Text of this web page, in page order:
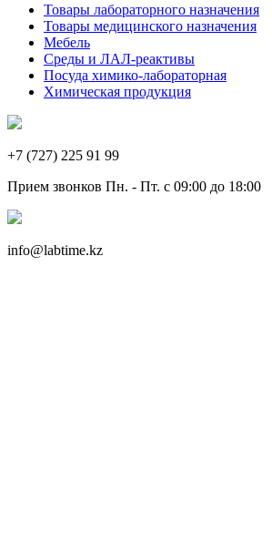
Товары лабораторного назначения
Товары медицинского назначения
Мебель
Среды и ЛАЛ-реактивы
Посуда химико-лабораторная
Химическая продукция
+7 (727) 225 91 99
Прием звонков Пн. - Пт. с 09:00 до 18:00
info@labtime.kz